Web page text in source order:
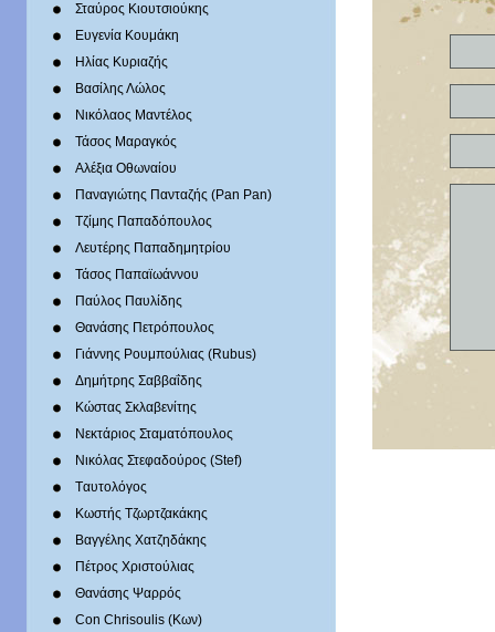
Σταύρος Κιουτσιούκης
Ευγενία Κουμάκη
Ηλίας Κυριαζής
Βασίλης Λώλος
Νικόλαος Μαντέλος
Τάσος Μαραγκός
Αλέξια Οθωναίου
Παναγιώτης Πανταζής (Pan Pan)
Τζίμης Παπαδόπουλος
Λευτέρης Παπαδημητρίου
Τάσος Παπαϊωάννου
Παύλος Παυλίδης
Θανάσης Πετρόπουλος
Γιάννης Ρουμπούλιας (Rubus)
Δημήτρης Σαββαΐδης
Κώστας Σκλαβενίτης
Νεκτάριος Σταματόπουλος
Νικόλας Στεφαδούρος (Stef)
Tαυτολόγος
Κωστής Τζωρτζακάκης
Βαγγέλης Χατζηδάκης
Πέτρος Χριστούλιας
Θανάσης Ψαρρός
Con Chrisoulis (Κων)